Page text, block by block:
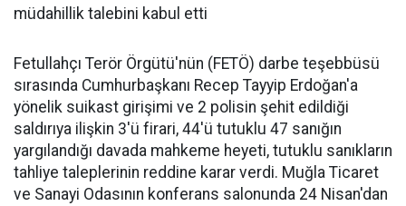
müdahillik talebini kabul etti
Fetullahçı Terör Örgütü'nün (FETÖ) darbe teşebbüsü
sırasında Cumhurbaşkanı Recep Tayyip Erdoğan'a
yönelik suikast girişimi ve 2 polisin şehit edildiği
saldırıya ilişkin 3'ü firari, 44'ü tutuklu 47 sanığın
yargılandığı davada mahkeme heyeti, tutuklu sanıkların
tahliye taleplerinin reddine karar verdi. Muğla Ticaret
ve Sanayi Odasının konferans salonunda 24 Nisan'dan